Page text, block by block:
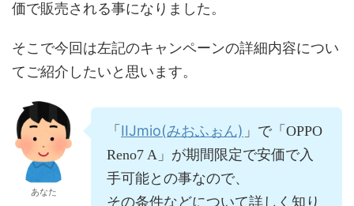
価で販売される事になりました。
そこで今回は左記のキャンペーンの詳細内容につい
てご紹介したいと思います。
あなた
「 IIJmio(みおふぉん) 」で「OPPO
Reno7 A」が期間限定で安価で入
手可能との事なので、
その条件などについて詳しく知り